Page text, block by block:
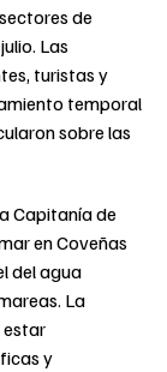
de
Las
turistas y
temporal
sobre las
Capitanía de
en Coveñas
del agua
La
estar
y